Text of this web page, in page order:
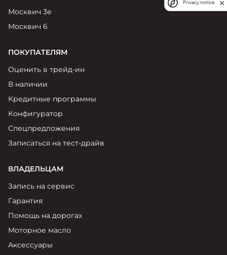
Москвич 3е
Москвич 6
ПОКУПАТЕЛЯМ
Оценить в трейд-ин
В наличии
Кредитные программы
Конфигуратор
Спецпредложения
Записаться на тест-драйв
ВЛАДЕЛЬЦАМ
Запись на сервис
Гарантия
Помощь на дорогах
Моторное масло
Аксессуары
Privacy notice